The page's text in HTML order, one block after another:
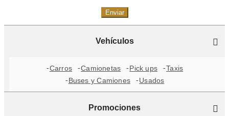
Enviar
Vehículos
Carros Camionetas Pick ups
Taxis
Buses y Camiones
Usados
Promociones